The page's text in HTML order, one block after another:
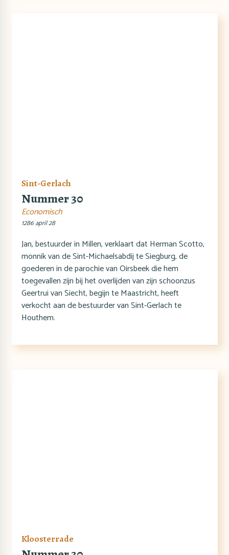
Sint-Gerlach
Nummer 30
Economisch
1286 april 28
Jan, bestuurder in Millen, verklaart dat Herman Scotto,
monnik van de Sint-Michaelsabdij te Siegburg, de
goederen in de parochie van Oirsbeek die hem
toegevallen zijn bij het overlijden van zijn schoonzus
Geertrui van Siecht, begijn te Maastricht, heeft
verkocht aan de bestuurder van Sint-Gerlach te
Houthem.
Kloosterrade